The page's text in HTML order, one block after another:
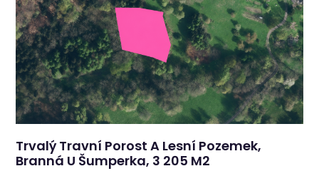
Trvalý Travní Porost A Lesní Pozemek,
Branná U Šumperka, 3 205 M2